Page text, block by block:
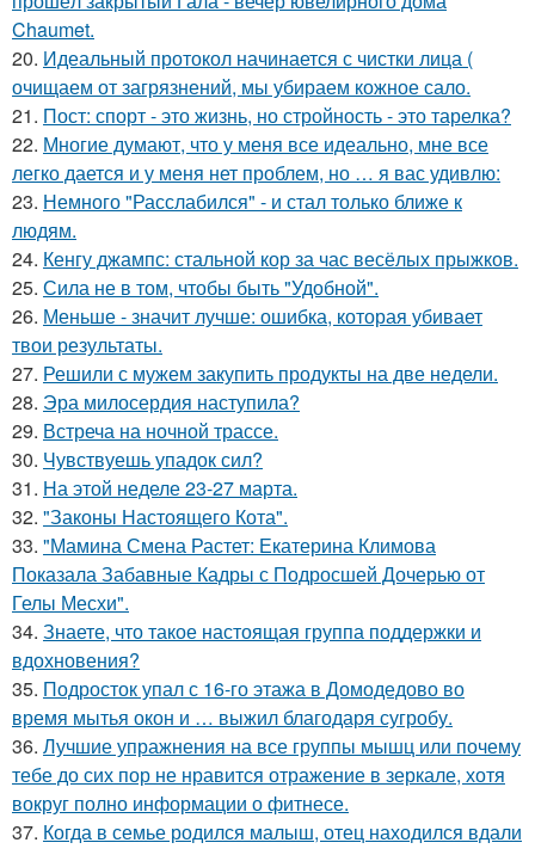
Chaumet.
20. Идеальный протокол начинается с чистки лица (
очищаем от загрязнений, мы убираем кожное сало.
21. Пост: спорт - это жизнь, но стройность - это тарелка?
22. Многие думают, что у меня все идеально, мне все
легко дается и у меня нет проблем, но … я вас удивлю:
23. Немного "Расслабился" - и стал только ближе к
людям.
24. Кенгу джампс: стальной кор за час весёлых прыжков.
25. Сила не в том, чтобы быть "Удобной".
26. Меньше - значит лучше: ошибка, которая убивает
твои результаты.
27. Решили с мужем закупить продукты на две недели.
28. Эра милосердия наступила?
29. Встреча на ночной трассе.
30. Чувствуешь упадок сил?
31. На этой неделе 23-27 марта.
32. "Законы Настоящего Кота".
33. "Мамина Смена Растет: Екатерина Климова
Показала Забавные Кадры с Подросшей Дочерью от
Гелы Месхи".
34. Знаете, что такое настоящая группа поддержки и
вдохновения?
35. Подросток упал с 16-го этажа в Домодедово во
время мытья окон и … выжил благодаря сугробу.
36. Лучшие упражнения на все группы мышц или почему
тебе до сих пор не нравится отражение в зеркале, хотя
вокруг полно информации о фитнесе.
37. Когда в семье родился малыш, отец находился вдали